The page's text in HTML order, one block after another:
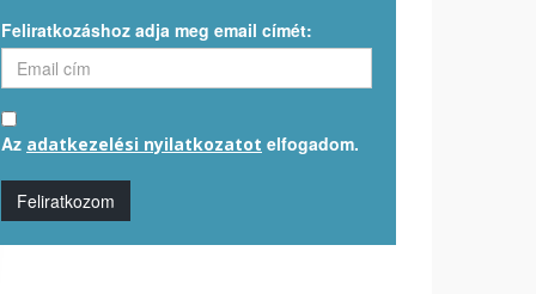
Feliratkozáshoz adja meg email címét:
Az adatkezelési nyilatkozatot elfogadom.
Feliratkozom